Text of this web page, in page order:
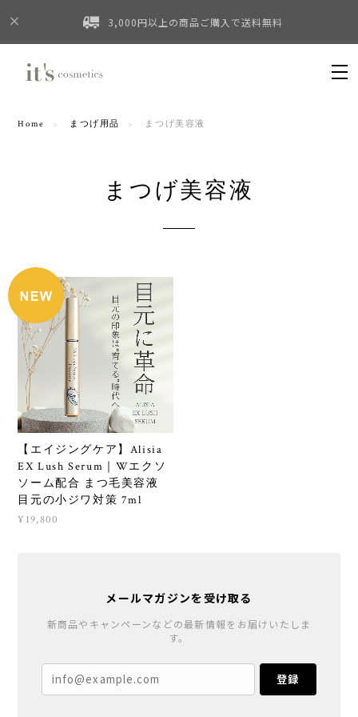
3,000円以上の商品ご購入で送料無料
Home まつげ用品 まつげ美容液
まつげ美容液
【エイジングケア】Alisia
EX Lush Serum｜Wエクソ
ソーム配合 まつ毛美容液
目元の小ジワ対策 7ml
¥19,800
メールマガジンを受け取る
新商品やキャンペーンなどの最新情報をお届けいたしま
す。
登録